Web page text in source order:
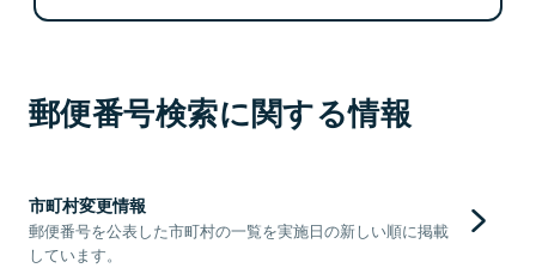
郵便番号検索に関する情報
市町村変更情報
郵便番号を公表した市町村の一覧を実施日の新しい順に掲載
しています。